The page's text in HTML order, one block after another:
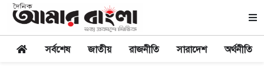
সর্বশেষ জাতীয় রাজনীতি সারাদেশ অর্থনীতি